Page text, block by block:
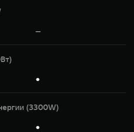
—
●
(3300W)
●